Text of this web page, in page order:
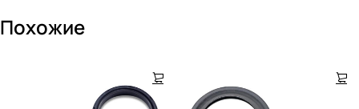
Похожие